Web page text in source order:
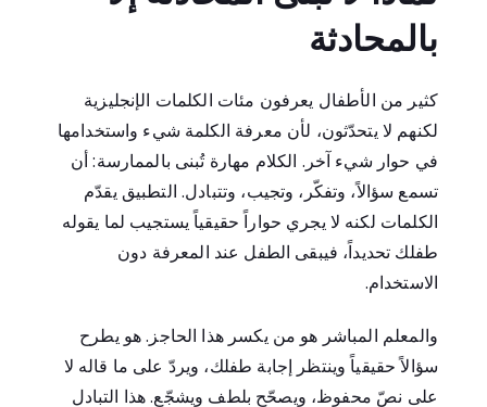
بالمحادثة
كثير من الأطفال يعرفون مئات الكلمات الإنجليزية
لكنهم لا يتحدّثون، لأن معرفة الكلمة شيء واستخدامها
في حوار شيء آخر. الكلام مهارة تُبنى بالممارسة: أن
تسمع سؤالاً، وتفكّر، وتجيب، وتتبادل. التطبيق يقدّم
الكلمات لكنه لا يجري حواراً حقيقياً يستجيب لما يقوله
طفلك تحديداً، فيبقى الطفل عند المعرفة دون
الاستخدام.
والمعلم المباشر هو من يكسر هذا الحاجز. هو يطرح
سؤالاً حقيقياً وينتظر إجابة طفلك، ويردّ على ما قاله لا
على نصّ محفوظ، ويصحّح بلطف ويشجّع. هذا التبادل